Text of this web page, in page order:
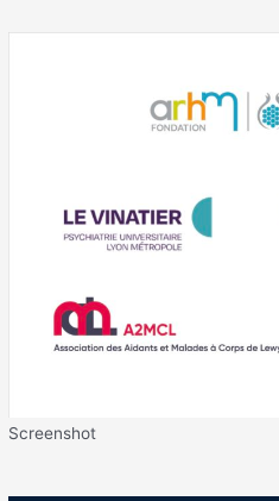
Screenshot